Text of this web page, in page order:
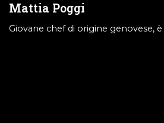
Mattia Poggi
Giovane chef di origine genovese,